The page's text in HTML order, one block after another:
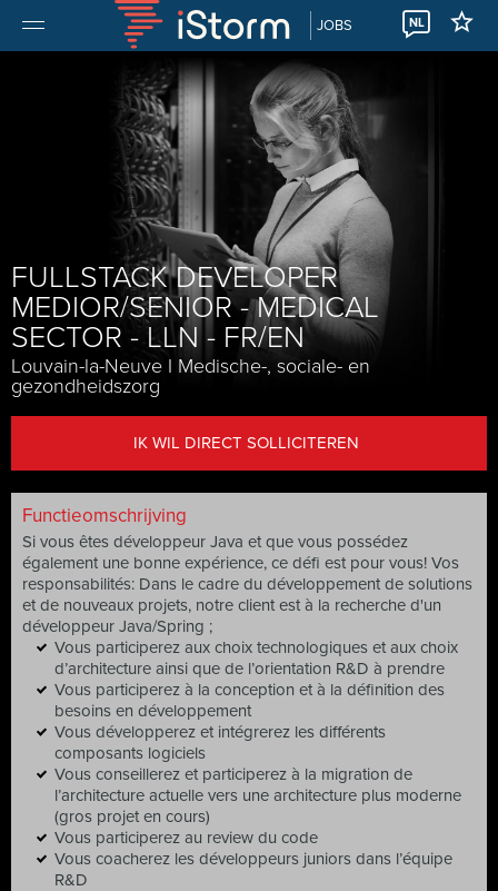
JOBS NL
FULLSTACK DEVELOPER
MEDIOR/SENIOR - MEDICAL
SECTOR - LLN - FR/EN
Louvain-la-Neuve I Medische-, sociale- en
gezondheidszorg
IK WIL DIRECT SOLLICITEREN
Functieomschrijving
Si vous êtes développeur Java et que vous possédez
également une bonne expérience, ce défi est pour vous! Vos
responsabilités: Dans le cadre du développement de solutions
et de nouveaux projets, notre client est à la recherche d'un
développeur Java/Spring ;
Vous participerez aux choix technologiques et aux choix
d’architecture ainsi que de l’orientation R&D à prendre
Vous participerez à la conception et à la définition des
besoins en développement
Vous développerez et intégrerez les différents
composants logiciels
Vous conseillerez et participerez à la migration de
l’architecture actuelle vers une architecture plus moderne
(gros projet en cours)
Vous participerez au review du code
Vous coacherez les développeurs juniors dans l’équipe
R&D